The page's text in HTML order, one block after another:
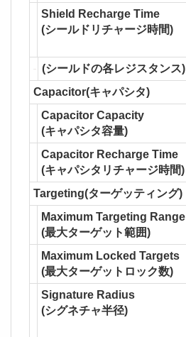
Shield Recharge Time
(シールドリチャージ時間)
(シールドの各レジスタンス)
Capacitor(キャパシタ)
Capacitor Capacity
(キャパシタ容量)
Capacitor Recharge Time
(キャパシタリチャージ時間)
Targeting(ターゲッティング)
Maximum Targeting Range
(最大ターゲット範囲)
Maximum Locked Targets
(最大ターゲットロック数)
Signature Radius
(シグネチャ半径)